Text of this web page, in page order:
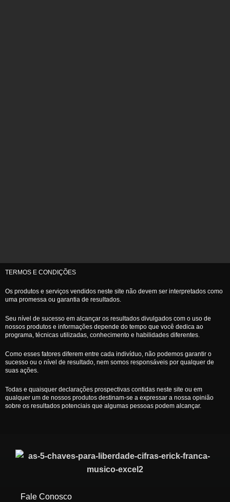
TERMOS E CONDIÇÕES
Os produtos e serviços vendidos neste site não devem ser interpretados como
uma promessa ou garantia de resultados.
Seu nível de sucesso em alcançar os resultados divulgados com o uso de
nossos produtos e informações depende do tempo que você dedica ao
programa, técnicas utilizadas, conhecimento e habilidades diferentes.
Como esses fatores diferem entre cada indivíduo, não podemos garantir o
sucesso ou o nível de resultado, nem somos responsáveis por qualquer de
suas ações.
Todas e quaisquer declarações prospectivas contidas neste site ou em
qualquer um de nossos produtos destinam-se a expressar a nossa opinião
sobre os resultados potenciais que algumas pessoas podem alcançar.
Fale Conosco